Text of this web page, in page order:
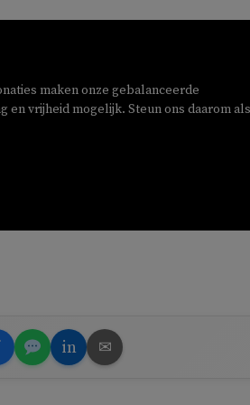
maken onze gebalanceerde
vrijheid mogelijk. Steun ons daarom
in ✉